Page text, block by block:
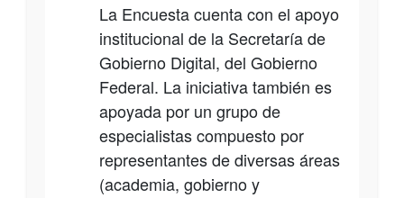
La Encuesta cuenta con el apoyo
institucional de la Secretaría de
Gobierno Digital, del Gobierno
Federal. La iniciativa también es
apoyada por un grupo de
especialistas compuesto por
representantes de diversas áreas
(academia, gobierno y